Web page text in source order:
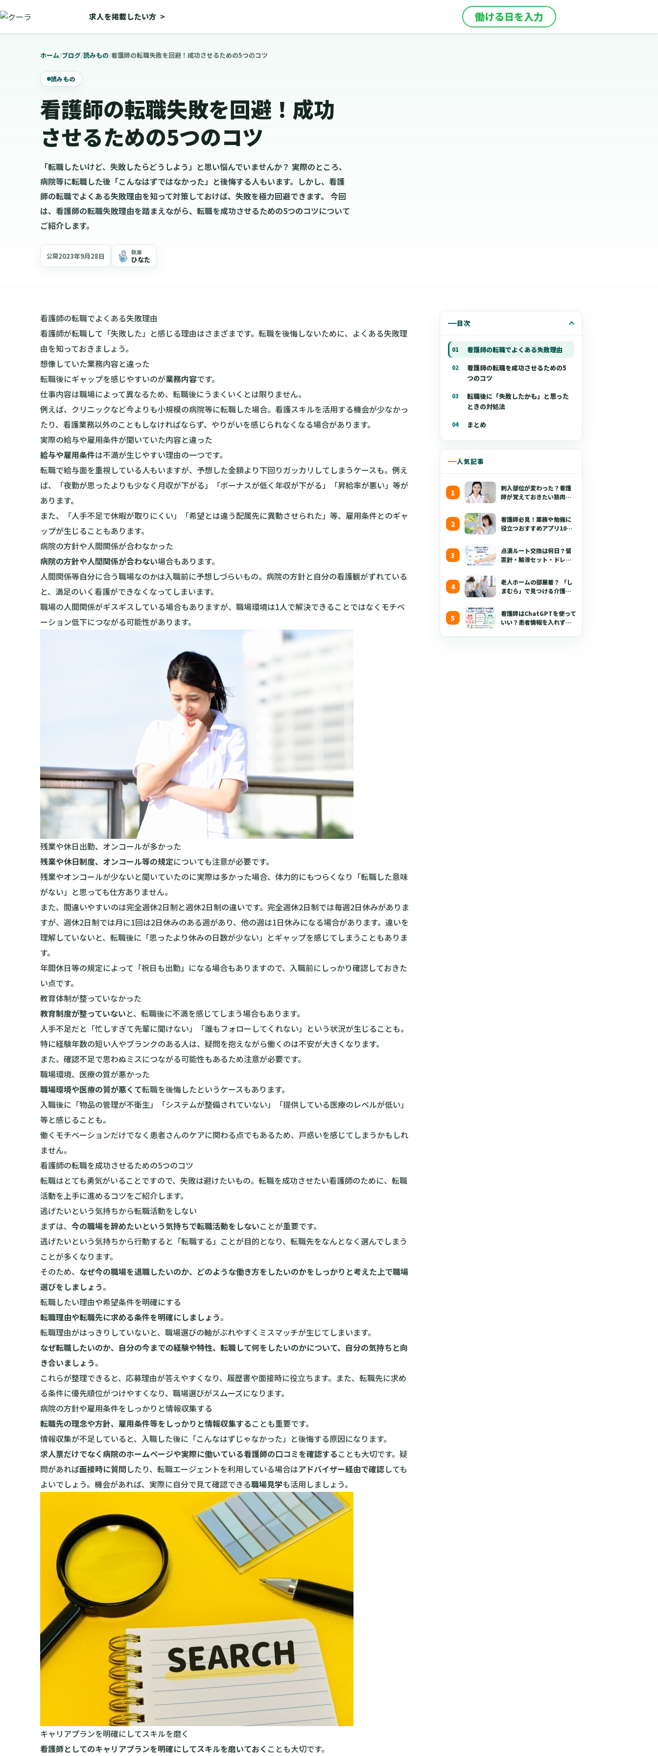
求人を掲載したい方 > 働ける日を入力
ホーム/ブログ/読みもの/看護師の転職失敗を回避！成功させるための5つのコツ
読みもの
看護師の転職失敗を回避！成功
させるための5つのコツ
「転職したいけど、失敗したらどうしよう」と思い悩んでいませんか？ 実際のところ、
病院等に転職した後「こんなはずではなかった」と後悔する人もいます。しかし、看護
師の転職でよくある失敗理由を知って対策しておけば、失敗を極力回避できます。 今回
は、看護師の転職失敗理由を踏まえながら、転職を成功させるための5つのコツについて
ご紹介します。
公開2023年9月28日 執筆
ひなた
目次
看護師の転職でよくある失敗理由
看護師の転職を成功させるための5
つのコツ
転職後に「失敗したかも」と思った
ときの対処法
まとめ
人気記事
刺入部位が変わった？看護
師が覚えておきたい筋肉注
看護師必見！業務や勉強に
役立つおすすめアプリ10選
点滴ルート交換は何日？留
置針・輸液セット・ドレッ
【2026年版】
老人ホームの部屋着？ 「し
まむら」で見つける介護職
看護師はChatGPTを使って
いい？患者情報を入れずに
看護師の転職でよくある失敗理由
看護師が転職して「失敗した」と感じる理由はさまざまです。転職を後悔しないために、よくある失敗理
由を知っておきましょう。
想像していた業務内容と違った
転職後にギャップを感じやすいのが業務内容です。
仕事内容は職場によって異なるため、転職後にうまくいくとは限りません。
例えば、クリニックなど今よりも小規模の病院等に転職した場合。看護スキルを活用する機会が少なかっ
たり、看護業務以外のこともしなければならず、やりがいを感じられなくなる場合があります。
実際の給与や雇用条件が聞いていた内容と違った
給与や雇用条件は不満が生じやすい理由の一つです。
転職で給与面を重視している人もいますが、予想した金額より下回りガッカリしてしまうケースも。例え
ば、「夜勤が思ったよりも少なく月収が下がる」「ボーナスが低く年収が下がる」「昇給率が悪い」等が
あります。
また、「人手不足で休暇が取りにくい」「希望とは違う配属先に異動させられた」等、雇用条件とのギャ
ップが生じることもあります。
病院の方針や人間関係が合わなかった
病院の方針や人間関係が合わない場合もあります。
人間関係等自分に合う職場なのかは入職前に予想しづらいもの。病院の方針と自分の看護観がずれている
と、満足のいく看護ができなくなってしまいます。
職場の人間関係がギスギスしている場合もありますが、職場環境は1人で解決できることではなくモチベ
ーション低下につながる可能性があります。
残業や休日出勤、オンコールが多かった
残業や休日制度、オンコール等の規定についても注意が必要です。
残業やオンコールが少ないと聞いていたのに実際は多かった場合、体力的にもつらくなり「転職した意味
がない」と思っても仕方ありません。
また、間違いやすいのは完全週休2日制と週休2日制の違いです。完全週休2日制では毎週2日休みがありま
すが、週休2日制では月に1回は2日休みのある週があり、他の週は1日休みになる場合があります。違いを
理解していないと、転職後に「思ったより休みの日数が少ない」とギャップを感じてしまうこともありま
す。
年間休日等の規定によって「祝日も出勤」になる場合もありますので、入職前にしっかり確認しておきた
い点です。
教育体制が整っていなかった
教育制度が整っていないと、転職後に不満を感じてしまう場合もあります。
人手不足だと「忙しすぎて先輩に聞けない」「誰もフォローしてくれない」という状況が生じることも。
特に経験年数の短い人やブランクのある人は、疑問を抱えながら働くのは不安が大きくなります。
また、確認不足で思わぬミスにつながる可能性もあるため注意が必要です。
職場環境、医療の質が悪かった
職場環境や医療の質が悪くて転職を後悔したというケースもあります。
入職後に「物品の管理が不衛生」「システムが整備されていない」「提供している医療のレベルが低い」
等と感じることも。
働くモチベーションだけでなく患者さんのケアに関わる点でもあるため、戸惑いを感じてしまうかもしれ
ません。
看護師の転職を成功させるための5つのコツ
転職はとても勇気がいることですので、失敗は避けたいもの。転職を成功させたい看護師のために、転職
活動を上手に進めるコツをご紹介します。
逃げたいという気持ちから転職活動をしない
まずは、 今の職場を辞めたいという気持ちで転職活動をしないことが重要です。
逃げたいという気持ちから行動すると「転職する」ことが目的となり、転職先をなんとなく選んでしまう
ことが多くなります。
そのため、 なぜ今の職場を退職したいのか、どのような働き方をしたいのかをしっかりと考えた上で職場
選びをしましょう。
転職したい理由や希望条件を明確にする
転職理由や転職先に求める条件を明確にしましょう。
転職理由がはっきりしていないと、職場選びの軸がぶれやすくミスマッチが生じてしまいます。
なぜ転職したいのか、自分の今までの経験や特性、転職して何をしたいのかについて、自分の気持ちと向
き合いましょう。
これらが整理できると、応募理由が答えやすくなり、履歴書や面接時に役立ちます。また、転職先に求め
る条件に優先順位がつけやすくなり、職場選びがスムーズになります。
病院の方針や雇用条件をしっかりと情報収集する
転職先の理念や方針、雇用条件等をしっかりと情報収集することも重要です。
情報収集が不足していると、入職した後に「こんなはずじゃなかった」と後悔する原因になります。
求人票だけでなく病院のホームページや実際に働いている看護師の口コミを確認することも大切です。疑
問があれば面接時に質問 したり、転職エージェントを利用している場合はアドバイザー経由で確認しても
よいでしょう。機会があれば、実際に自分で見て確認できる職場見学も活用しましょう。
キャリアプランを明確にしてスキルを磨く
看護師としてのキャリアプランを明確にしてスキルを磨いておく ことも大切です。